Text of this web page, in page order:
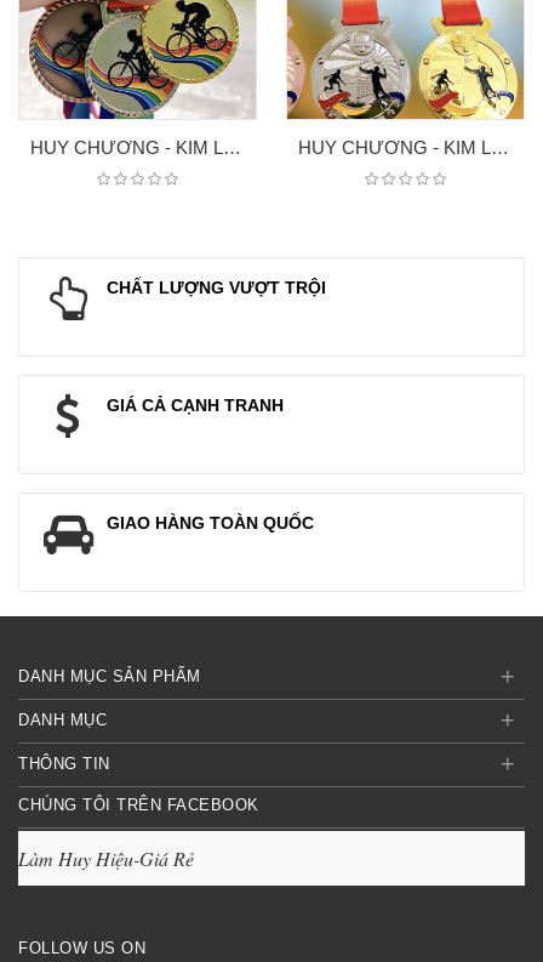
HUY CHƯƠNG - KIM LOAI XE ĐẠP HUY CHƯƠNG - KIM LOAI 7
CHẤT LƯỢNG VƯỢT TRỘI
GIÁ CẢ CẠNH TRANH
GIAO HÀNG TOÀN QUỐC
DANH MỤC SẢN PHẨM +
DANH MỤC +
THÔNG TIN +
CHÚNG TÔI TRÊN FACEBOOK
Làm Huy Hiệu-Giá Rẻ
FOLLOW US ON